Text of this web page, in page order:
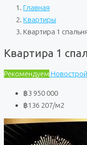
Главная
Квартиры
Квартира 1
Квартира 1
Рекомендуем
฿3 950 000
฿136 207/м2